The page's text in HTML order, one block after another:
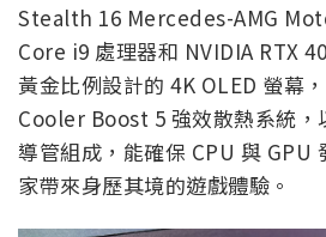
Stealth 16 Mercedes-AMG
Core i9 處理器和 NVIDIA RTX
黃金比例設計的 4K OLED 螢幕
Cooler Boost 5 強效散熱系統，
導管組成，能確保 CPU 與 GPU
家帶來身歷其境的遊戲體驗。